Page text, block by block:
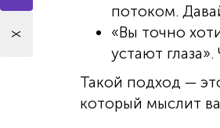
потоком.
«Вы точно
устают
Такой подход —
который мыслит
X